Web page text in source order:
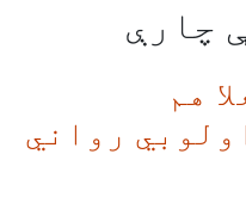
چارې
هم
رواني